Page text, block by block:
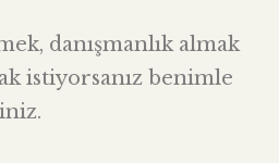
danışmanlık almak
istiyorsanız benimle